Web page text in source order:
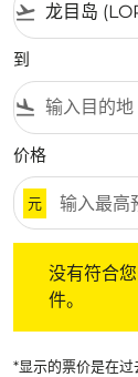
flight_takeoff
到
flight_land
价格
元
没有符合
件。
*显示的票价是在